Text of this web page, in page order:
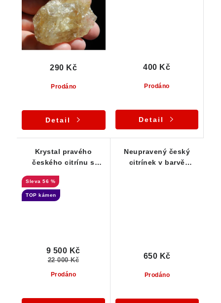
Prodáno
290 Kč
Detail
Prodáno
400 Kč
Detail
Krystal pravého
českého citrínu s
pestrým vnitřním
světem
56 %
TOP kámen
Prodáno
9 500 Kč
22 000 Kč
Neupravený český
citrínek v barvě
Prodáno
650 Kč